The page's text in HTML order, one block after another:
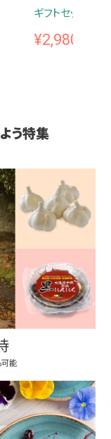
ギフトセット
¥2,980
う特集
可能